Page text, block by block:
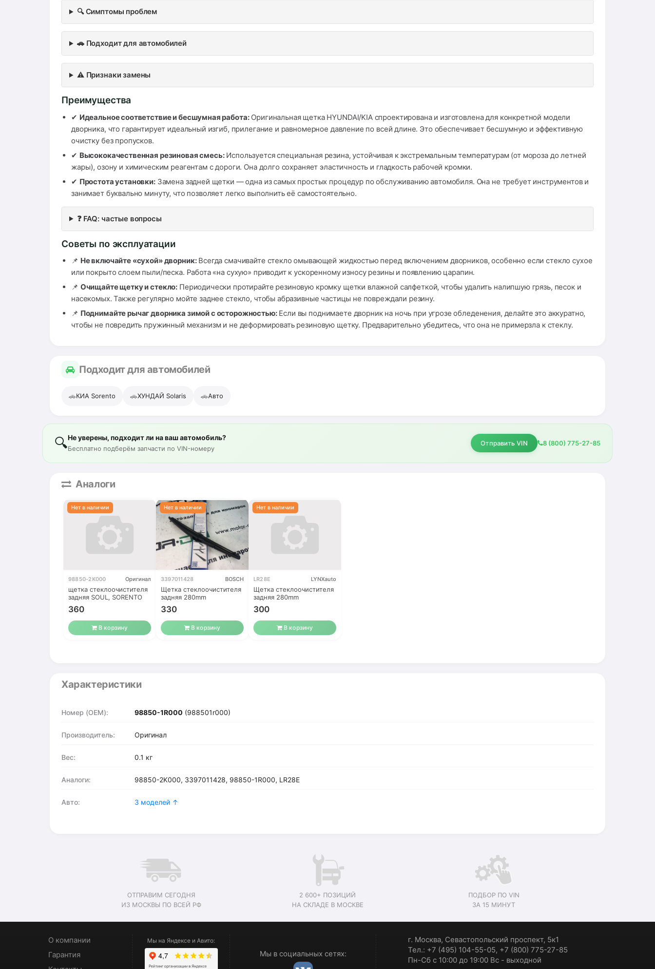
🔍 Симптомы проблем
🚗 Подходит для автомобилей
⚠️ Признаки замены
Преимущества
✔ Идеальное соответствие и бесшумная работа:Оригинальная щетка HYUNDAI/KIA спроектирована и изготовлена для конкретной модели
дворника, что гарантирует идеальный изгиб, прилегание и равномерное давление по всей длине. Это обеспечивает бесшумную и эффективную
очистку без пропусков.
✔ Высококачественная резиновая смесь:Используется специальная резина, устойчивая к экстремальным температурам (от мороза до летней
жары), озону и химическим реагентам с дороги. Она долго сохраняет эластичность и гладкость рабочей кромки.
✔ Простота установки:Замена задней щетки — одна из самых простых процедур по обслуживанию автомобиля. Она не требует инструментов и
занимает буквально минуту, что позволяет легко выполнить её самостоятельно.
❓ FAQ: частые вопросы
Советы по эксплуатации
📌 Не включайте «сухой» дворник:Всегда смачивайте стекло омывающей жидкостью перед включением дворников, особенно если стекло сухое
или покрыто слоем пыли/песка. Работа «на сухую» приводит к ускоренному износу резины и появлению царапин.
📌 Очищайте щетку и стекло: Периодически протирайте резиновую кромку щетки влажной салфеткой, чтобы удалить налипшую грязь, песок и
насекомых. Также регулярно мойте заднее стекло, чтобы абразивные частицы не повреждали резину.
📌 Поднимайте рычаг дворника зимой с осторожностью:Если вы поднимаете дворник на ночь при угрозе обледенения, делайте это аккуратно,
чтобы не повредить пружинный механизм и не деформировать резиновую щетку. Предварительно убедитесь, что она не примерзла к стеклу.
Подходит для автомобилей
🚗КИА Sorento 🚗ХУНДАЙ Solaris 🚗Авто
🔍Не уверены, подходит ли на ваш автомобиль?
Бесплатно подберём запчасти по VIN-номеру
Отправить VIN 8 (800) 775-27-85
Аналоги
98850-2K000 Оригинал
щетка стеклоочистителя
задняя SOUL, SORENTO
360
В корзину
3397011428 BOSCH
Щетка стеклоочистителя
задняя 280mm
330
В корзину
LR28E LYNXauto
Щетка стеклоочистителя
задняя 280mm
300
В корзину
Характеристики
Номер (OEM): 98850-1R000 (988501r000)
Производитель: Оригинал
Вес: 0.1 кг
Аналоги: 98850-2K000, 3397011428, 98850-1R000, LR28E
Авто: 3 моделей ↑
ОТПРАВИМ СЕГОДНЯ
ИЗ МОСКВЫ ПО ВСЕЙ РФ
2 600+ ПОЗИЦИЙ
НА СКЛАДЕ В МОСКВЕ
ПОДБОР ПО VIN
ЗА 15 МИНУТ
О компании
Гарантия
Мы на Яндексе и Авито:
Мы в социальных сетях:
г. Москва, Севастопольский проспект, 5к1
Тел.: +7 (495) 104-55-05, +7 (800) 775-27-85
Пн-Сб с 10:00 до 19:00 Вс - выходной